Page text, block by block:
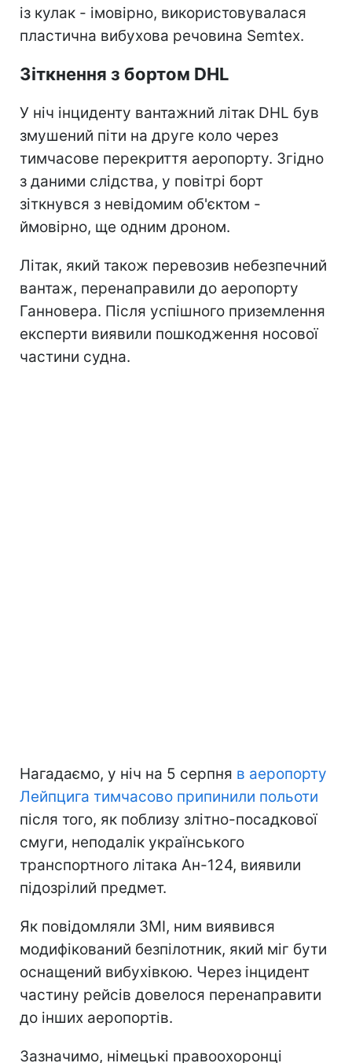
із кулак - імовірно, використовувалася
пластична вибухова речовина Semtex.
Зіткнення з бортом DHL
У ніч інциденту вантажний літак DHL був
змушений піти на друге коло через
тимчасове перекриття аеропорту. Згідно
з даними слідства, у повітрі борт
зіткнувся з невідомим об'єктом -
ймовірно, ще одним дроном.
Літак, який також перевозив небезпечний
вантаж, перенаправили до аеропорту
Ганновера. Після успішного приземлення
експерти виявили пошкодження носової
частини судна.
Нагадаємо, у ніч на 5 серпня в аеропорту
Лейпцига тимчасово припинили польоти
після того, як поблизу злітно-посадкової
смуги, неподалік українського
транспортного літака Ан-124, виявили
підозрілий предмет.
Як повідомляли ЗМІ, ним виявився
модифікований безпілотник, який міг бути
оснащений вибухівкою. Через інцидент
частину рейсів довелося перенаправити
до інших аеропортів.
Зазначимо, німецькі правоохоронці